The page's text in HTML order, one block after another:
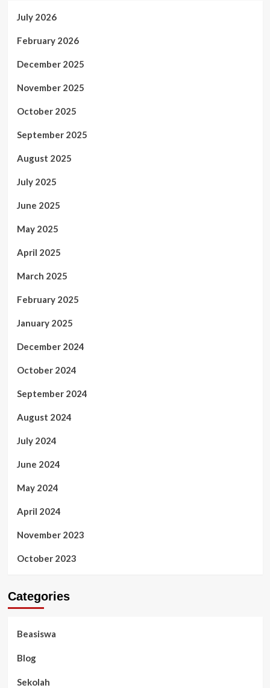
July 2026
February 2026
December 2025
November 2025
October 2025
September 2025
August 2025
July 2025
June 2025
May 2025
April 2025
March 2025
February 2025
January 2025
December 2024
October 2024
September 2024
August 2024
July 2024
June 2024
May 2024
April 2024
November 2023
October 2023
Categories
Beasiswa
Blog
Sekolah